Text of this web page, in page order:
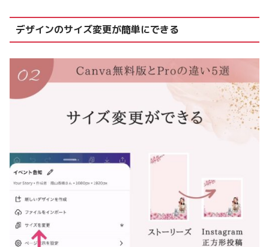
デザインのサイズ変更が簡単にできる